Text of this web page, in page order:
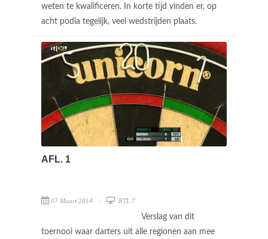
weten te kwalificeren. In korte tijd vinden er, op
acht podia tegelijk, veel wedstrijden plaats.
AFL. 1
07 Maart 2014 RTL 7
Verslag van dit
toernooi waar darters uit alle regionen aan mee